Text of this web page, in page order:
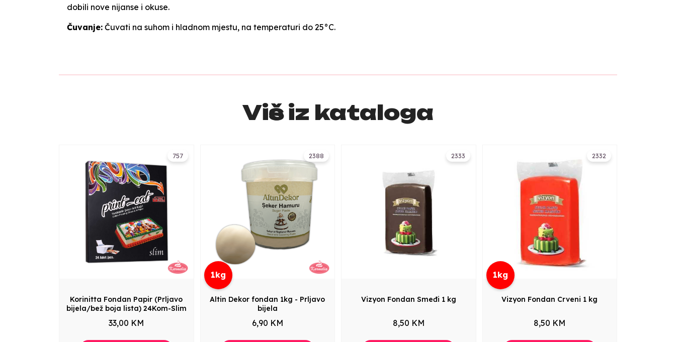
dobili nove nijanse i okuse.
Čuvanje: Čuvati na suhom i hladnom mjestu, na temperaturi do 25°C.
Više iz kataloga
757
Korinitta Fondan Papir (Prljavo
bijela/bež boja lista) 24Kom-Slim
33,00 KM
2388
1kg
Altin Dekor fondan 1kg - Prljavo
bijela
6,90 KM
2333
Vizyon Fondan Smeđi 1 kg
8,50 KM
2332
1kg
Vizyon Fondan Crveni 1 kg
8,50 KM